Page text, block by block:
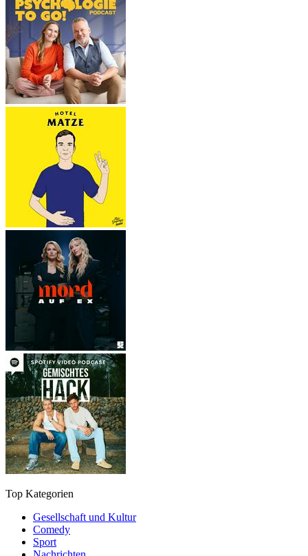
Top Kategorien
Gesellschaft und Kultur
Comedy
Sport